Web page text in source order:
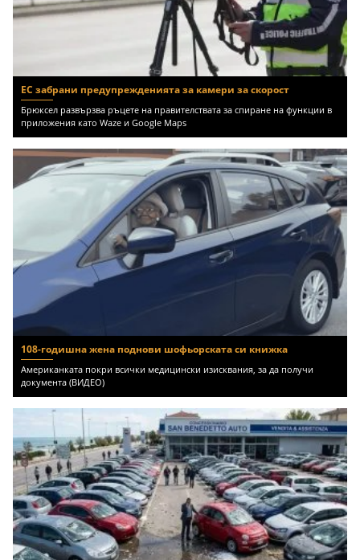
ЕС забрани предупрежденията за камери за скорост
Брюксел развързва ръцете на правителствата за спиране на функции в
приложения като Waze и Google Maps
108-годишна жена поднови шофьорската си книжка
Американката покри всички медицински изисквания, за да получи
документа (ВИДЕО)